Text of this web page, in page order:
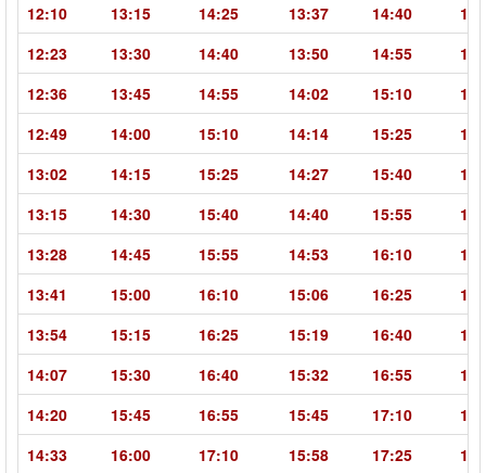
12:10
13:15 14:25 13:37 14:40
12:23
13:30 14:40 13:50 14:55
12:36
13:45 14:55 14:02 15:10
12:49
14:00 15:10 14:14 15:25
13:02
14:15 15:25 14:27 15:40
13:15
14:30 15:40 14:40 15:55
13:28
14:45 15:55 14:53 16:10
13:41
15:00 16:10 15:06 16:25
13:54
15:15 16:25 15:19 16:40
14:07
15:30 16:40 15:32 16:55
14:20
15:45 16:55 15:45 17:10
14:33
16:00 17:10 15:58 17:25